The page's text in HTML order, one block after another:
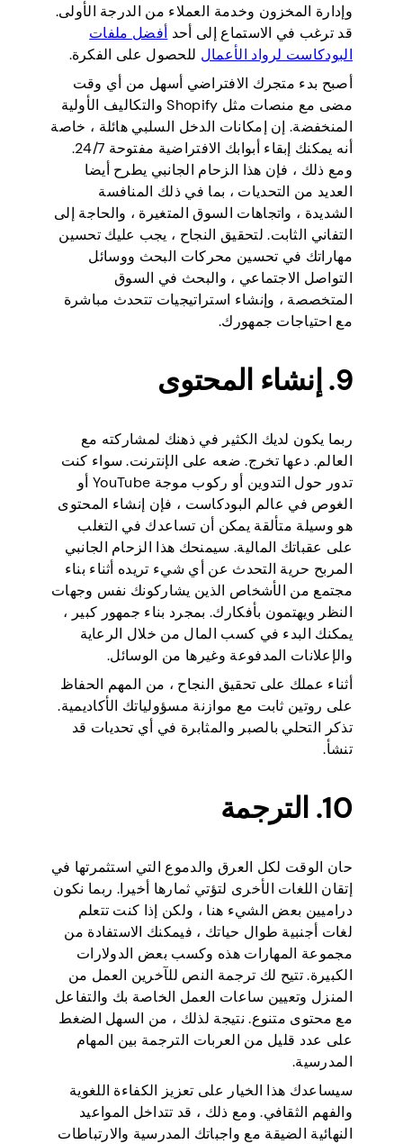
وإدارة المخزون وخدمة العملاء من الدرجة الأولى.
قد ترغب في الاستماع إلى أحد أفضل ملفات
البودكاست لرواد الأعمال للحصول على الفكرة.
أصبح بدء متجرك الافتراضي أسهل من أي وقت
مضى مع منصات مثل Shopify والتكاليف الأولية
المنخفضة. إن إمكانات الدخل السلبي هائلة ، خاصة
أنه يمكنك إبقاء أبوابك الافتراضية مفتوحة 24/7.
ومع ذلك ، فإن هذا الزحام الجانبي يطرح أيضا
العديد من التحديات ، بما في ذلك المنافسة
الشديدة ، واتجاهات السوق المتغيرة ، والحاجة إلى
التفاني الثابت. لتحقيق النجاح ، يجب عليك تحسين
مهاراتك في تحسين محركات البحث ووسائل
التواصل الاجتماعي ، والبحث في السوق
المتخصصة ، وإنشاء استراتيجيات تتحدث مباشرة
مع احتياجات جمهورك.
9. إنشاء المحتوى
ربما يكون لديك الكثير في ذهنك لمشاركته مع
العالم. دعها تخرج. ضعه على الإنترنت. سواء كنت
تدور حول التدوين أو ركوب موجة YouTube أو
الغوص في عالم البودكاست ، فإن إنشاء المحتوى
هو وسيلة متألقة يمكن أن تساعدك في التغلب
على عقباتك المالية. سيمنحك هذا الزحام الجانبي
المربح حرية التحدث عن أي شيء تريده أثناء بناء
مجتمع من الأشخاص الذين يشاركونك نفس وجهات
النظر ويهتمون بأفكارك. بمجرد بناء جمهور كبير ،
يمكنك البدء في كسب المال من خلال الرعاية
والإعلانات المدفوعة وغيرها من الوسائل.
أثناء عملك على تحقيق النجاح ، من المهم الحفاظ
على روتين ثابت مع موازنة مسؤولياتك الأكاديمية.
تذكر التحلي بالصبر والمثابرة في أي تحديات قد
تنشأ.
10. الترجمة
حان الوقت لكل العرق والدموع التي استثمرتها في
إتقان اللغات الأخرى لتؤتي ثمارها أخيرا. ربما نكون
دراميين بعض الشيء هنا ، ولكن إذا كنت تتعلم
لغات أجنبية طوال حياتك ، فيمكنك الاستفادة من
مجموعة المهارات هذه وكسب بعض الدولارات
الكبيرة. تتيح لك ترجمة النص للآخرين العمل من
المنزل وتعيين ساعات العمل الخاصة بك والتفاعل
مع محتوى متنوع. نتيجة لذلك ، من السهل الضغط
على عدد قليل من العربات الترجمة بين المهام
المدرسية.
سيساعدك هذا الخيار على تعزيز الكفاءة اللغوية
والفهم الثقافي. ومع ذلك ، قد تتداخل المواعيد
النهائية الضيقة مع واجباتك المدرسية والارتباطات